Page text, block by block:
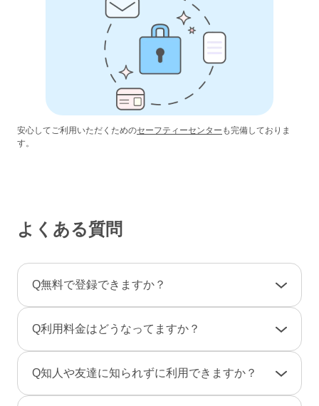
安心してご利用いただくためのセーフティーセンター も完備しておりま
す。
よくある質問
Q無料で登録できますか？
さい。
です。そのため、弊社からお客様へ料金の請求
や督促のご連絡が届くことはありません。
Q利用料金はどうなってますか？
一部のコンテンツの利用はコイン（有料）が必
Q知人や友達に知られずに利用できますか？